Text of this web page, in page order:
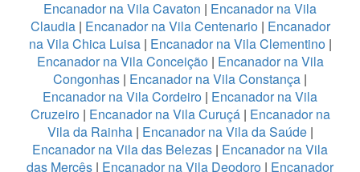
Encanador na Vila Cavaton | Encanador na Vila
Claudia| Encanador na Vila Centenario| Encanador
na Vila Chica Luisa | Encanador na Vila Clementino|
Encanador na Vila Conceição| Encanador na Vila
Congonhas | Encanador na Vila Constança |
Encanador na Vila Cordeiro | Encanador na Vila
Cruzeiro | Encanador na Vila Curuçá | Encanador na
Vila da Rainha | Encanador na Vila da Saúde|
Encanador na Vila das Belezas | Encanador na Vila
das Mercês | Encanador na Vila Deodoro | Encanador